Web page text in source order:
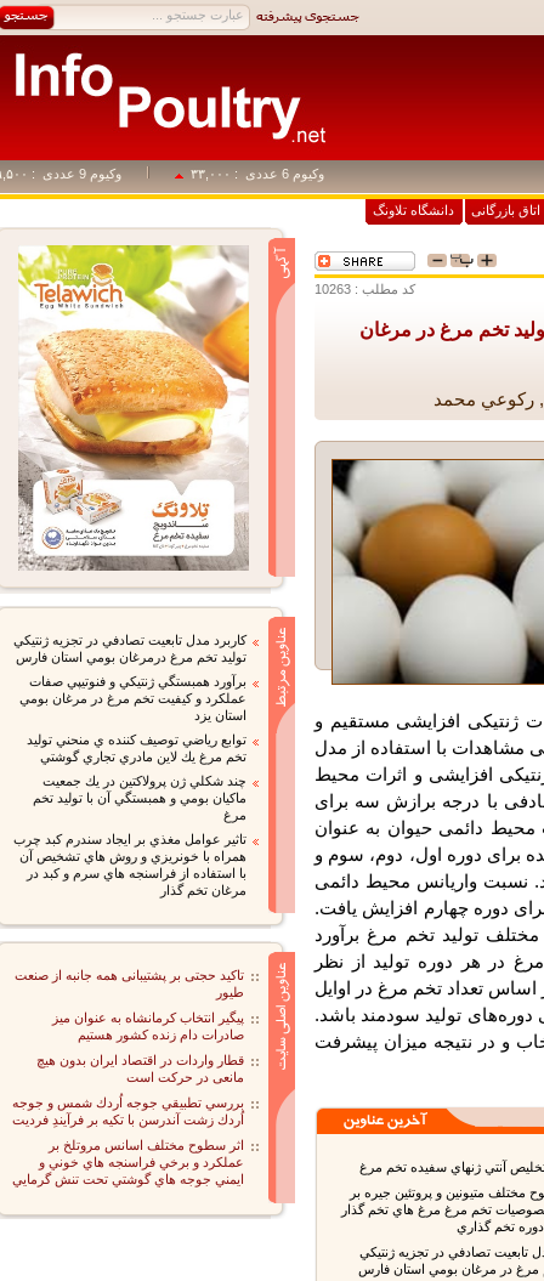
وکیوم 6 عددی : ۳۳,۰۰۰ وکیوم 9 عددی : ۴۹,۵۰۰
بازرگانی دانشگاه تلاونگ
کد مطلب : 10263
تخم مرغ در مرغان
محمد
افزایشی مستقیم و
با استفاده از مدل
2 تا 4 برای اثرات ژنتیکی افزایشی و اثرات محیط
با درجه برازش سه برای
دائمی حیوان به عنوان
برای دوره اول، دوم، سوم و
16/0 و 11/0 به دست آمد. نسبت واریانس محیط دائمی
فنوتیپی نیز از 38/0 برای دوره اول به 6/0 برای دوره چهارم افزایش یافت.
تولید تخم مرغ برآورد
در هر دوره تولید از نظر
تعداد تخم مرغ در اوایل
تولید سودمند باشد.
و در نتیجه میزان پیشرفت
آنتي ژنهاي سفيده تخم مرغ
متيونين و پروتئين جيره بر
تخم مرغ مرغ هاي تخم گذار
تخم گذاري
تصادفي در تجزيه ژنتيكي
در مرغان بومي استان فارس
كاربرد مدل تابعيت تصادفي در تجزيه ژنتيكي
توليد تخم مرغ درمرغان بومي استان فارس
برآورد همبستگي ژنتيكي و فنوتيپي صفات
عملكرد و كيفيت تخم مرغ در مرغان بومي
استان يزد
توابع رياضي توصيف كننده ي منحني توليد
تخم مرغ يك لاين مادري تجاري گوشتي
چند شكلي ژن پرولاكتين در يك جمعيت
ماكيان بومي و همبستگي آن با توليد تخم
مرغ
تاثير عوامل مغذي بر ايجاد سندرم كبد چرب
همراه با خونريزي و روش هاي تشخيص آن
با استفاده از فراسنجه هاي سرم و كبد در
مرغان تخم گذار
تاکید حجتی بر پشتیبانی همه جانبه از صنعت
طیور
پیگیر انتخاب کرمانشاه به عنوان میز
صادرات دام زنده کشور هستیم
قطار واردات در اقتصاد ایران بدون هیچ
مانعی در حرکت است
بررسي تطبيقي جوجه اُردك شمس و جوجه
اُردك زشت آندرسن با تكيه بر فرآيندِ فرديت
اثر سطوح مختلف اسانس مروتلخ بر
عملكرد و برخي فراسنجه هاي خوني و
ايمني جوجه هاي گوشتي تحت تنش گرمايي